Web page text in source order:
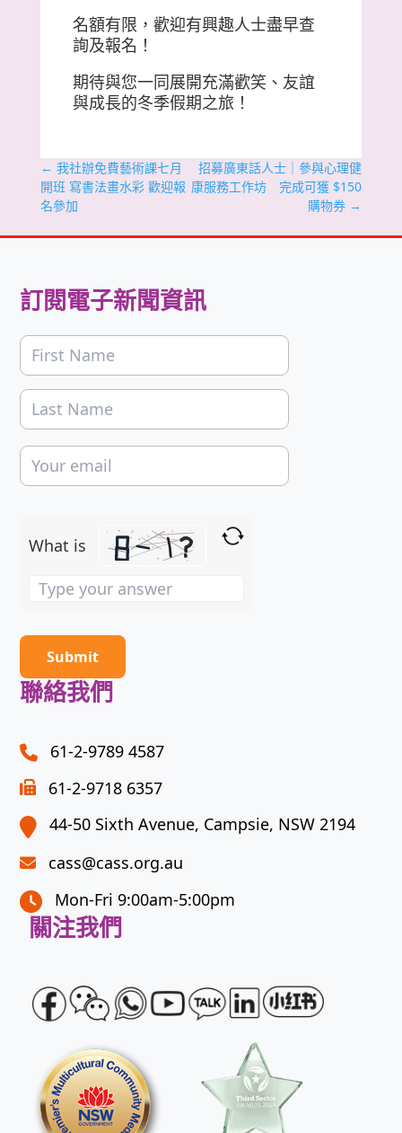
名額有限，歡迎有興趣人士盡早查
詢及報名！
期待與您一同展開充滿歡笑、友誼
與成長的冬季假期之旅！
← 我社辦免費藝術課七月
開班 寫書法畫水彩 歡迎報
名參加
招募廣東話人士｜參與心理健
康服務工作坊 完成可獲 $150
購物券 →
訂閱電子新聞資訊
What is
the
problem
shown
in
image
continue.
聯絡我們
61-2-9789 4587
61-2-9718 6357
44-50 Sixth Avenue, Campsie, NSW 2194
cass@cass.org.au
Mon-Fri 9:00am-5:00pm
關注我們